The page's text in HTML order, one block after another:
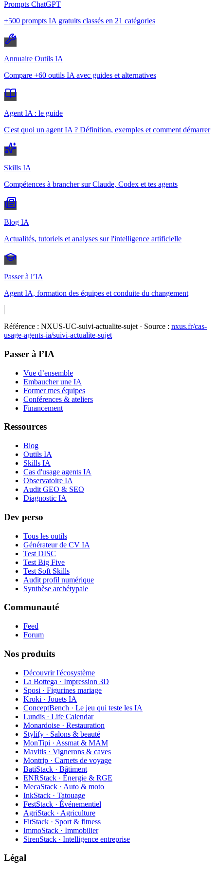
Prompts ChatGPT
+500 prompts IA gratuits classés en 21 catégories
Annuaire Outils IA
Compare +60 outils IA avec guides et alternatives
Agent IA : le guide
C'est quoi un agent IA ? Définition, exemples et comment démarrer
Skills IA
Compétences à brancher sur Claude, Codex et tes agents
Blog IA
Actualités, tutoriels et analyses sur l'intelligence artificielle
Passer à l’IA
Agent IA, formation des équipes et conduite du changement
Référence : NXUS-UC-suivi-actualite-sujet · Source : nxus.fr/cas-
usage-agents-ia/suivi-actualite-sujet
Passer à l’IA
Vue d’ensemble
Embaucher une IA
Former mes équipes
Conférences & ateliers
Financement
Ressources
Blog
Outils IA
Skills IA
Cas d'usage agents IA
Observatoire IA
Audit GEO & SEO
Diagnostic IA
Dev perso
Tous les outils
Générateur de CV IA
Test DISC
Test Big Five
Test Soft Skills
Audit profil numérique
Synthèse archétypale
Communauté
Feed
Forum
Nos produits
Découvrir l'écosystème
La Bottega · Impression 3D
Sposi · Figurines mariage
Kroki · Jouets IA
ConceptBench · Le jeu qui teste les IA
Lundis · Life Calendar
Monardoise · Restauration
Stylify · Salons & beauté
MonTipi · Assmat & MAM
Mavitis · Vignerons & caves
Montrip · Carnets de voyage
BatiStack · Bâtiment
ENRStack · Énergie & RGE
MecaStack · Auto & moto
InkStack · Tatouage
FestStack · Événementiel
AgriStack · Agriculture
FitStack · Sport & fitness
ImmoStack · Immobilier
SirenStack · Intelligence entreprise
Légal